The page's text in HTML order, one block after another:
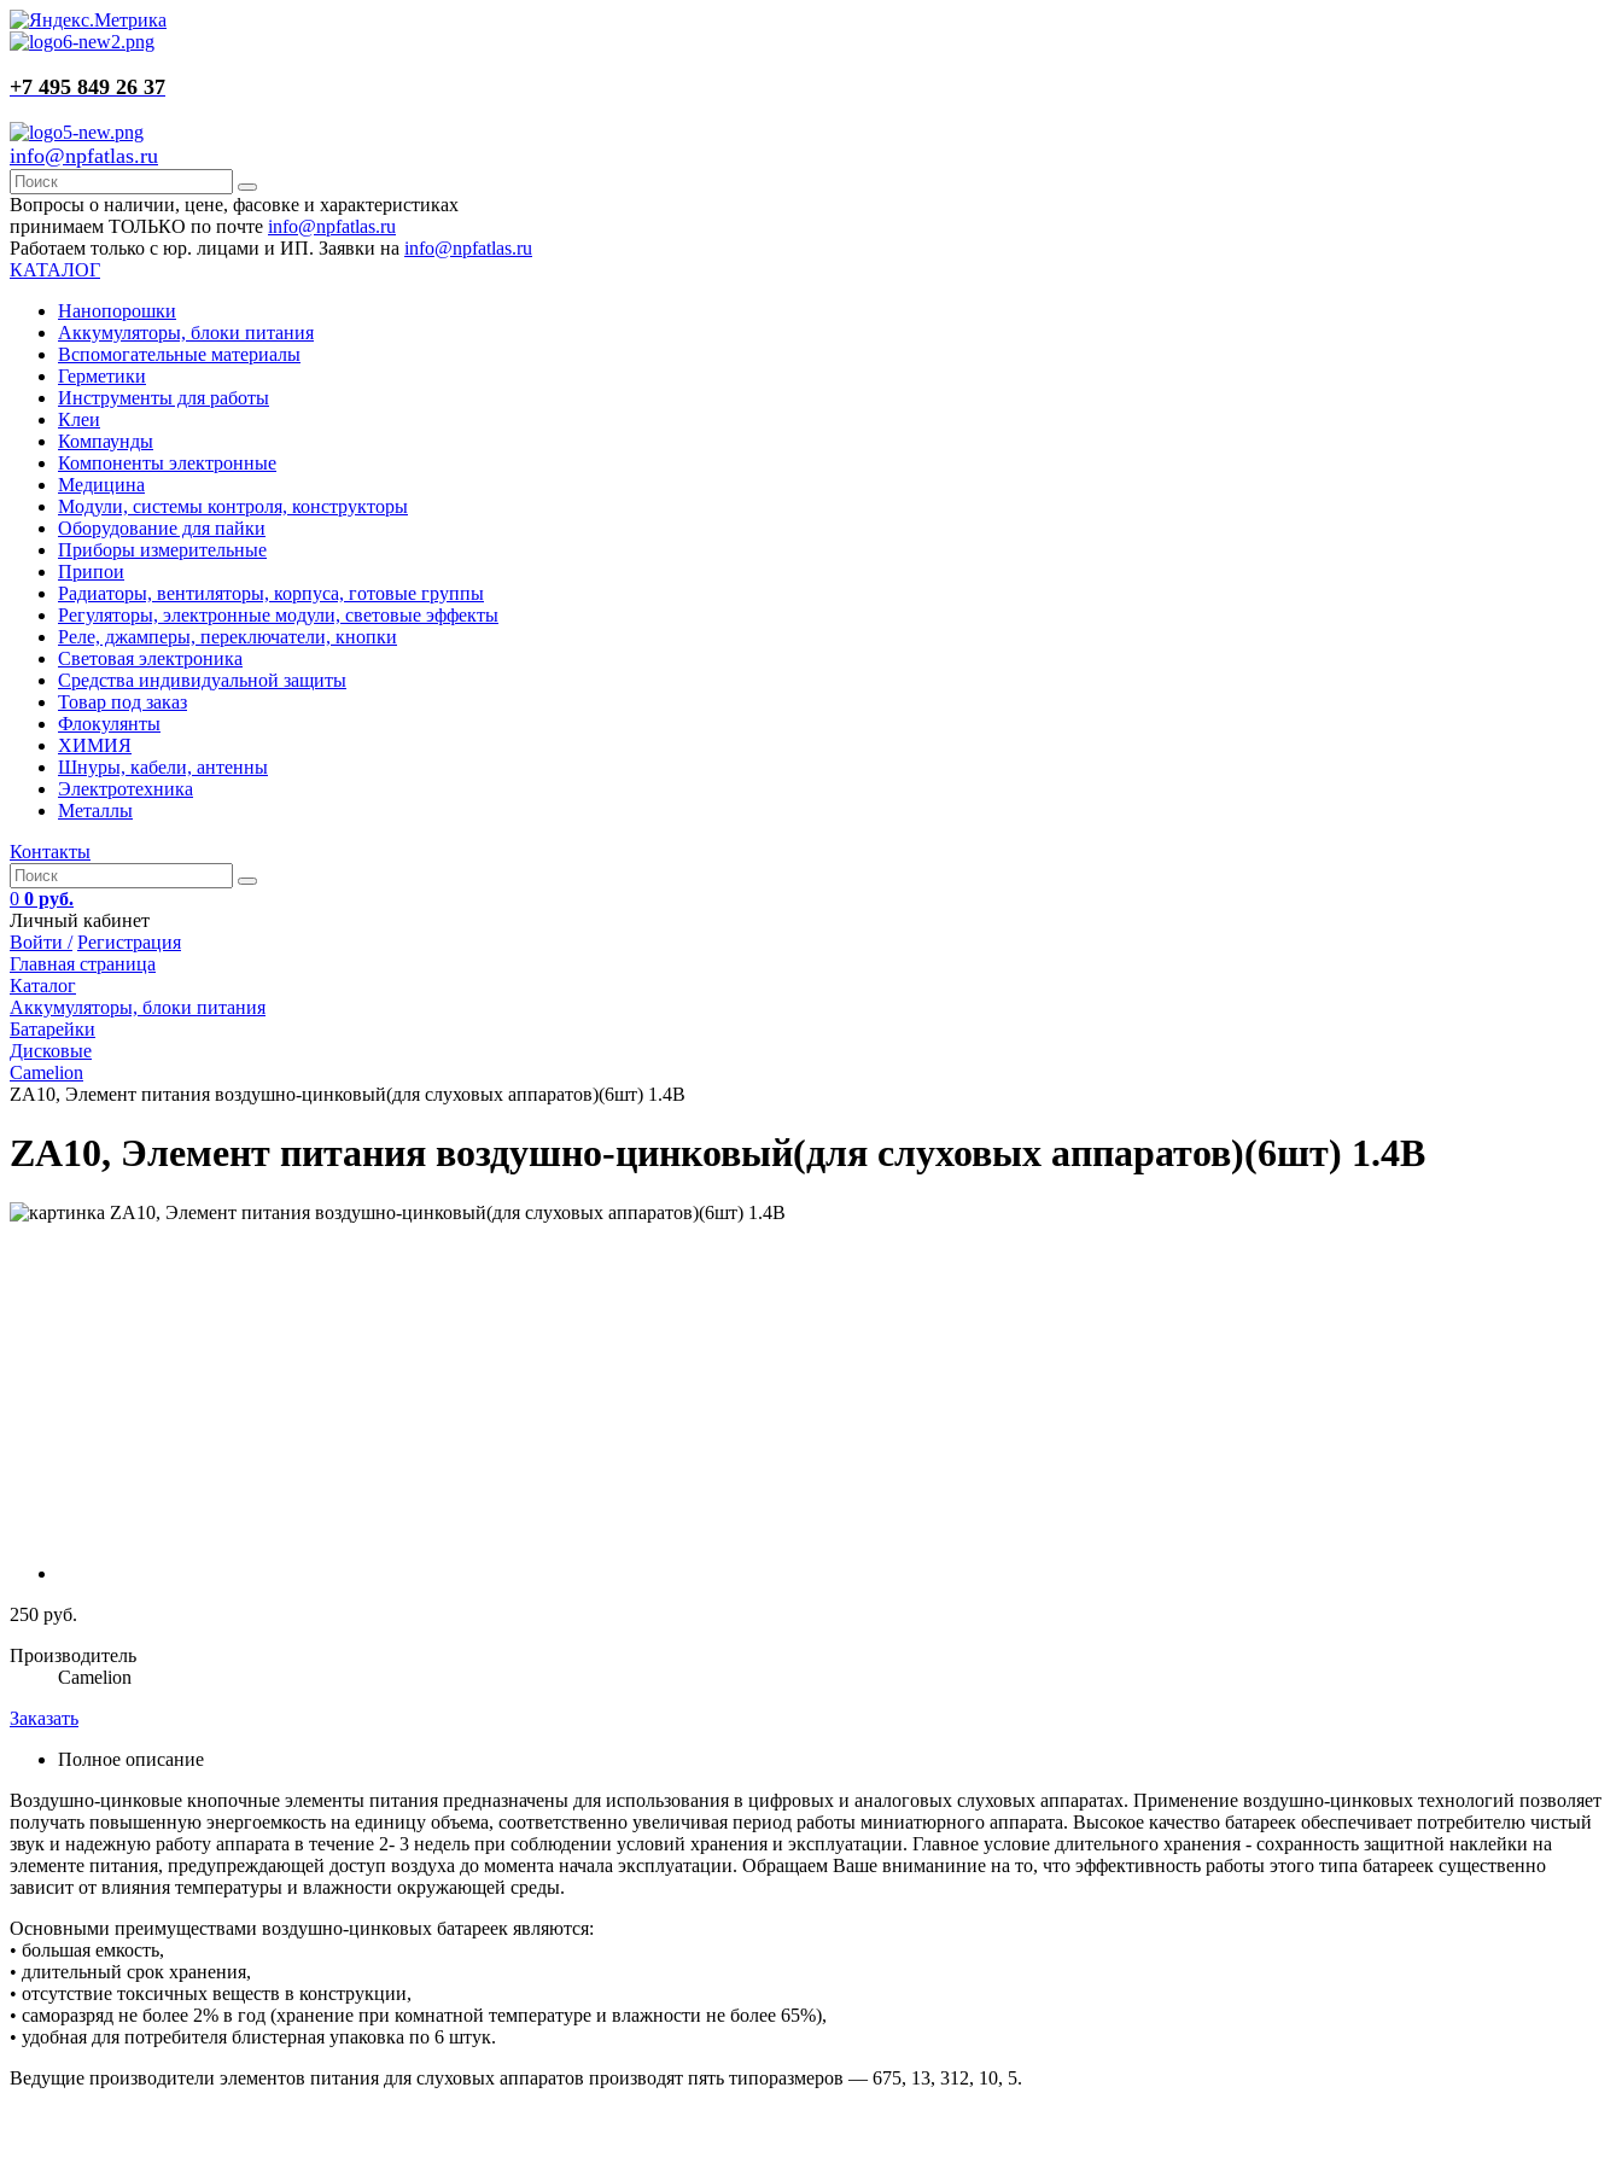
+7 495 849 26 37
info@npfatlas.ru
Вопросы о наличии, цене, фасовке и характеристиках
принимаем ТОЛЬКО по почте info@npfatlas.ru
Работаем только с юр. лицами и ИП. Заявки на info@npfatlas.ru
КАТАЛОГ
Нанопорошки
Аккумуляторы, блоки питания
Вспомогательные материалы
Герметики
Инструменты для работы
Клеи
Компаунды
Компоненты электронные
Медицина
Модули, системы контроля, конструкторы
Оборудование для пайки
Приборы измерительные
Припои
Радиаторы, вентиляторы, корпуса, готовые группы
Регуляторы, электронные модули, световые эффекты
Реле, джамперы, переключатели, кнопки
Световая электроника
Средства индивидуальной защиты
Товар под заказ
Флокулянты
ХИМИЯ
Шнуры, кабели, антенны
Электротехника
Металлы
Контакты
0 0 руб.
Личный кабинет
Войти / Регистрация
Главная страница
Каталог
Аккумуляторы, блоки питания
Батарейки
Дисковые
Camelion
ZA10, Элемент питания воздушно-цинковый(для слуховых аппаратов)(6шт) 1.4В
ZA10, Элемент питания воздушно-цинковый(для слуховых аппаратов)(6шт) 1.4В
250 руб.
Производитель
Camelion
Заказать
Полное описание
Воздушно-цинковые кнопочные элементы питания предназначены для использования в цифровых и аналоговых слуховых аппаратах. Применение воздушно-цинковых технологий позволяет
получать повышенную энергоемкость на единицу объема, соответственно увеличивая период работы миниатюрного аппарата. Высокое качество батареек обеспечивает потребителю чистый
звук и надежную работу аппарата в течение 2- 3 недель при соблюдении условий хранения и эксплуатации. Главное условие длительного хранения - сохранность защитной наклейки на
элементе питания, предупреждающей доступ воздуха до момента начала эксплуатации. Обращаем Ваше вниманиние на то, что эффективность работы этого типа батареек существенно
зависит от влияния температуры и влажности окружающей среды.
Основными преимуществами воздушно-цинковых батареек являются:
• большая емкость,
• длительный срок хранения,
• отсутствие токсичных веществ в конструкции,
• саморазряд не более 2% в год (хранение при комнатной температуре и влажности не более 65%),
• удобная для потребителя блистерная упаковка по 6 штук.
Ведущие производители элементов питания для слуховых аппаратов производят пять типоразмеров — 675, 13, 312, 10, 5.